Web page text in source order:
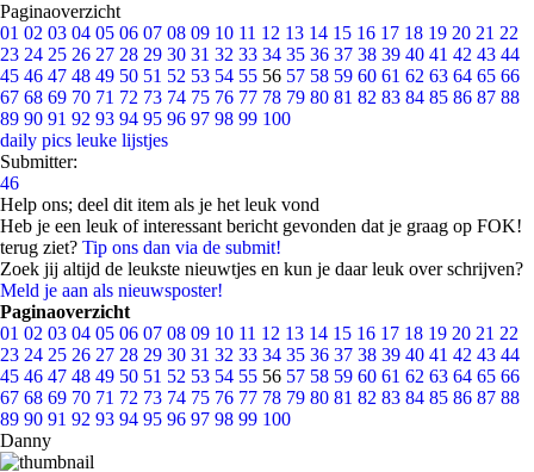
Paginaoverzicht
01 02 03 04 05 06 07 08 09 10 11 12 13 14 15 16 17 18 19 20 21 22
23 24 25 26 27 28 29 30 31 32 33 34 35 36 37 38 39 40 41 42 43 44
45 46 47 48 49 50 51 52 53 54 55 56 57 58 59 60 61 62 63 64 65 66
67 68 69 70 71 72 73 74 75 76 77 78 79 80 81 82 83 84 85 86 87 88
89 90 91 92 93 94 95 96 97 98 99 100
daily pics leuke lijstjes
Submitter:
46
Help ons; deel dit item als je het leuk vond
Heb je een leuk of interessant bericht gevonden dat je graag op FOK!
terug ziet? Tip ons dan via de submit!
Zoek jij altijd de leukste nieuwtjes en kun je daar leuk over schrijven?
Meld je aan als nieuwsposter!
Paginaoverzicht
01 02 03 04 05 06 07 08 09 10 11 12 13 14 15 16 17 18 19 20 21 22
23 24 25 26 27 28 29 30 31 32 33 34 35 36 37 38 39 40 41 42 43 44
45 46 47 48 49 50 51 52 53 54 55 56 57 58 59 60 61 62 63 64 65 66
67 68 69 70 71 72 73 74 75 76 77 78 79 80 81 82 83 84 85 86 87 88
89 90 91 92 93 94 95 96 97 98 99 100
Danny